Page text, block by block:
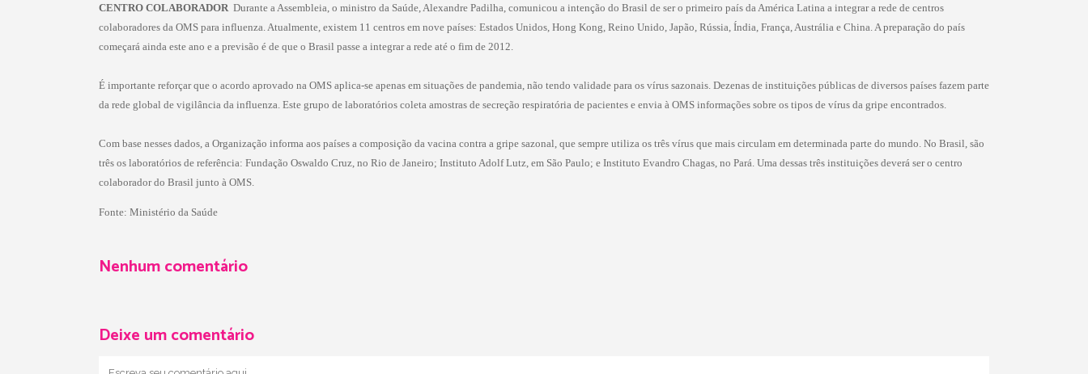
CENTRO COLABORADOR Durante a Assembleia, o ministro da Saúde, Alexandre Padilha, comunicou a intenção do Brasil de ser o primeiro país da América Latina a integrar a rede de centros
colaboradores da OMS para influenza. Atualmente, existem 11 centros em nove países: Estados Unidos, Hong Kong, Reino Unido, Japão, Rússia, Índia, França, Austrália e China. A preparação do país
começará ainda este ano e a previsão é de que o Brasil passe a integrar a rede até o fim de 2012.
É importante reforçar que o acordo aprovado na OMS aplica-se apenas em situações de pandemia, não tendo validade para os vírus sazonais. Dezenas de instituições públicas de diversos países fazem parte
da rede global de vigilância da influenza. Este grupo de laboratórios coleta amostras de secreção respiratória de pacientes e envia à OMS informações sobre os tipos de vírus da gripe encontrados.
Com base nesses dados, a Organização informa aos países a composição da vacina contra a gripe sazonal, que sempre utiliza os três vírus que mais circulam em determinada parte do mundo. No Brasil, são
três os laboratórios de referência: Fundação Oswaldo Cruz, no Rio de Janeiro; Instituto Adolf Lutz, em São Paulo; e Instituto Evandro Chagas, no Pará. Uma dessas três instituições deverá ser o centro
colaborador do Brasil junto à OMS.
Fonte: Ministério da Saúde
Nenhum comentário
Deixe um comentário